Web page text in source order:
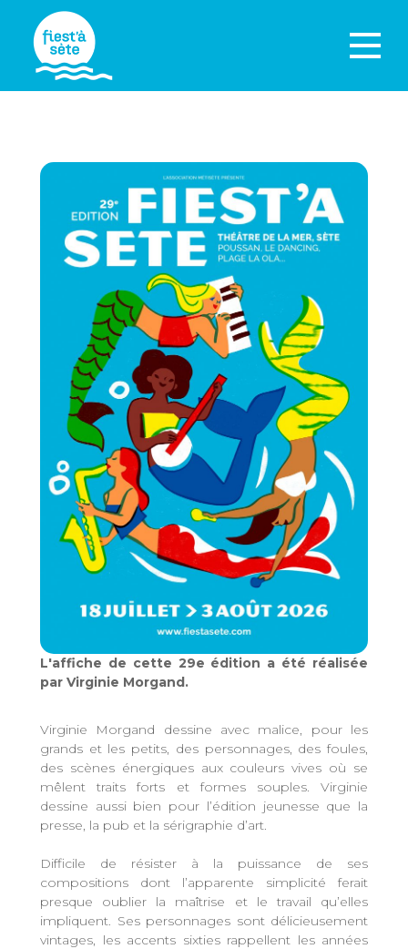
L'affiche de cette 29e édition a été réalisée
par Virginie Morgand.
Virginie Morgand dessine avec malice, pour les
grands et les petits, des personnages, des foules,
des scènes énergiques aux couleurs vives où se
mêlent traits forts et formes souples. Virginie
dessine aussi bien pour l’édition jeunesse que la
presse, la pub et la sérigraphie d’art.
Difficile de résister à la puissance de ses
compositions dont l’apparente simplicité ferait
presque oublier la maîtrise et le travail qu’elles
impliquent. Ses personnages sont délicieusement
vintages, les accents sixties rappellent les années